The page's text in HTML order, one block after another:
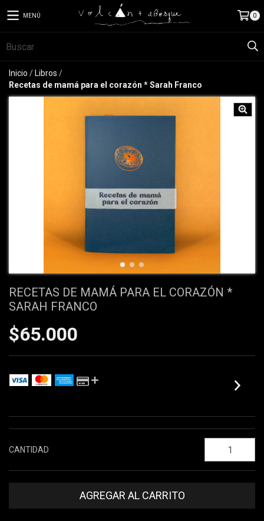
MENÚ 0
Inicio / Libros /
Recetas de mamá para el corazón * Sarah Franco
RECETAS DE MAMÁ PARA EL CORAZÓN *
SARAH FRANCO
$65.000
CANTIDAD